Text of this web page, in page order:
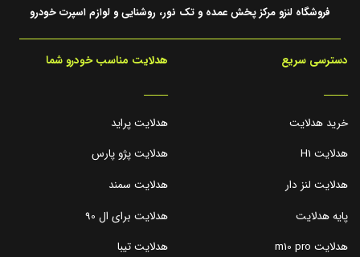
فروشگاه لنزو مرکز پخش عمده و تک نور، روشنایی و لوازم اسپرت خودرو
دسترسی سریع
_____
خرید هدلایت
هدلایت H1
هدلایت لنز دار
پایه هدلایت
هدلایت m10 pro
هدلایت مناسب خودرو شما
_____
هدلایت پراید
هدلایت پژو پارس
هدلایت سمند
هدلایت برای ال 90
هدلایت تیبا